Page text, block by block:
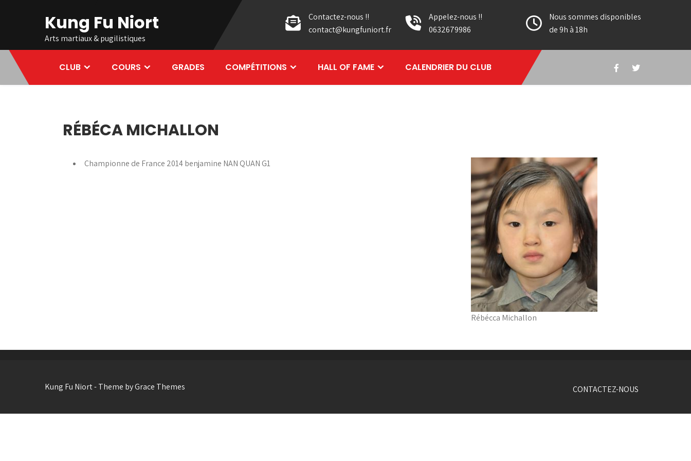
Kung Fu Niort
Arts martiaux & pugilistiques
Contactez-nous !!
contact@kungfuniort.fr
Appelez-nous !!
0632679986
Nous sommes disponibles
de 9h à 18h
CLUB COURS GRADES COMPÉTITIONS HALL OF FAME CALENDRIER DU CLUB
RÉBÉCA MICHALLON
Championne de France 2014 benjamine NAN QUAN G1
Rébécca Michallon
Kung Fu Niort - Theme by Grace Themes CONTACTEZ-NOUS